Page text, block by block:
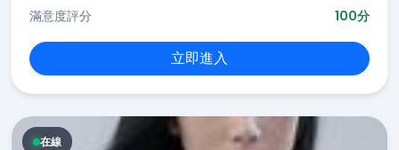
滿意度評分
100分
立即進入
在線